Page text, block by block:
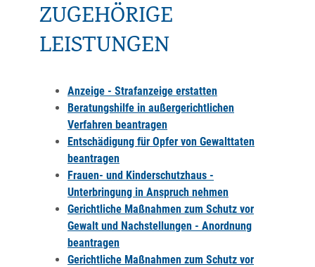
ZUGEHÖRIGE
LEISTUNGEN
Anzeige - Strafanzeige erstatten
Beratungshilfe in außergerichtlichen
Verfahren beantragen
Entschädigung für Opfer von Gewalttaten
beantragen
Frauen- und Kinderschutzhaus -
Unterbringung in Anspruch nehmen
Gerichtliche Maßnahmen zum Schutz vor
Gewalt und Nachstellungen - Anordnung
beantragen
Gerichtliche Maßnahmen zum Schutz vor